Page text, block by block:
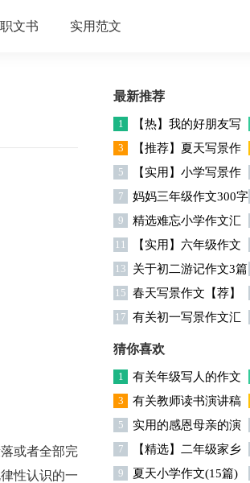
文书 实用范文
或者全部完
性认识的一
最新推荐
1
【热】我的好朋友写
人作文
3
【推荐】夏天写景作
文4篇
5
【实用】小学写景作
文四篇
7
妈妈三年级作文300字
4篇
9
精选难忘小学作文汇
编5篇
11
【实用】六年级作文
快乐的春节作文9篇
13 关于初二游记作文3篇
15 春天写景作文【荐】
17 有关初一写景作文汇
总十篇
猜你喜欢
1
有关年级写人的作文
300字合集5篇
3
有关教师读书演讲稿
模板集锦九篇
5
实用的感恩母亲的演
讲稿集锦10篇
7
【精选】二年级家乡
作文八篇
9 夏天小学作文(15篇)